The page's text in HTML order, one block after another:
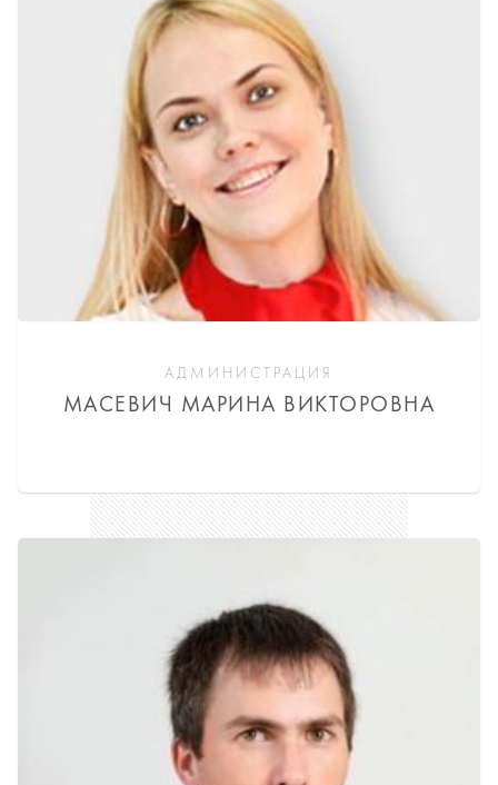
АДМИНИСТРАЦИЯ
МАСЕВИЧ МАРИНА ВИКТОРОВНА